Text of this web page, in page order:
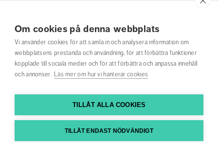
Om cookies på denna webbplats
Vi använder cookies för att samla in och analysera information om
webbplatsens prestanda och användning, för att förbättra funktioner
kopplade till sociala medier och för att förbättra och anpassa innehåll
och annonser. Läs mer om hur vi hanterar cookies
TILLÅT ALLA COOKIES
TILLÅT ENDAST NÖDVÄNDIGT
Jobba hos oss
Nyhetsbrev
Om webbplatsen
Hitta till oss